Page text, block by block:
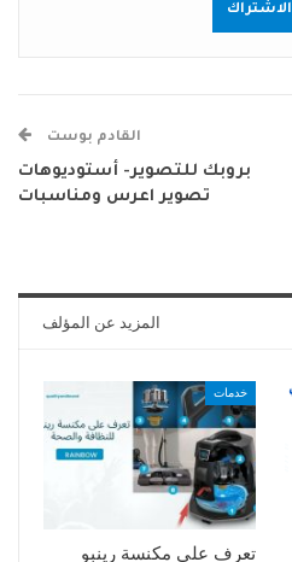
الاشتراك
القادم بوست
بروبك للتصوير- أستوديوهات
تصوير اعرس ومناسبات
المزيد عن المؤلف
خدمات
تعرف على مكنسة رينبو